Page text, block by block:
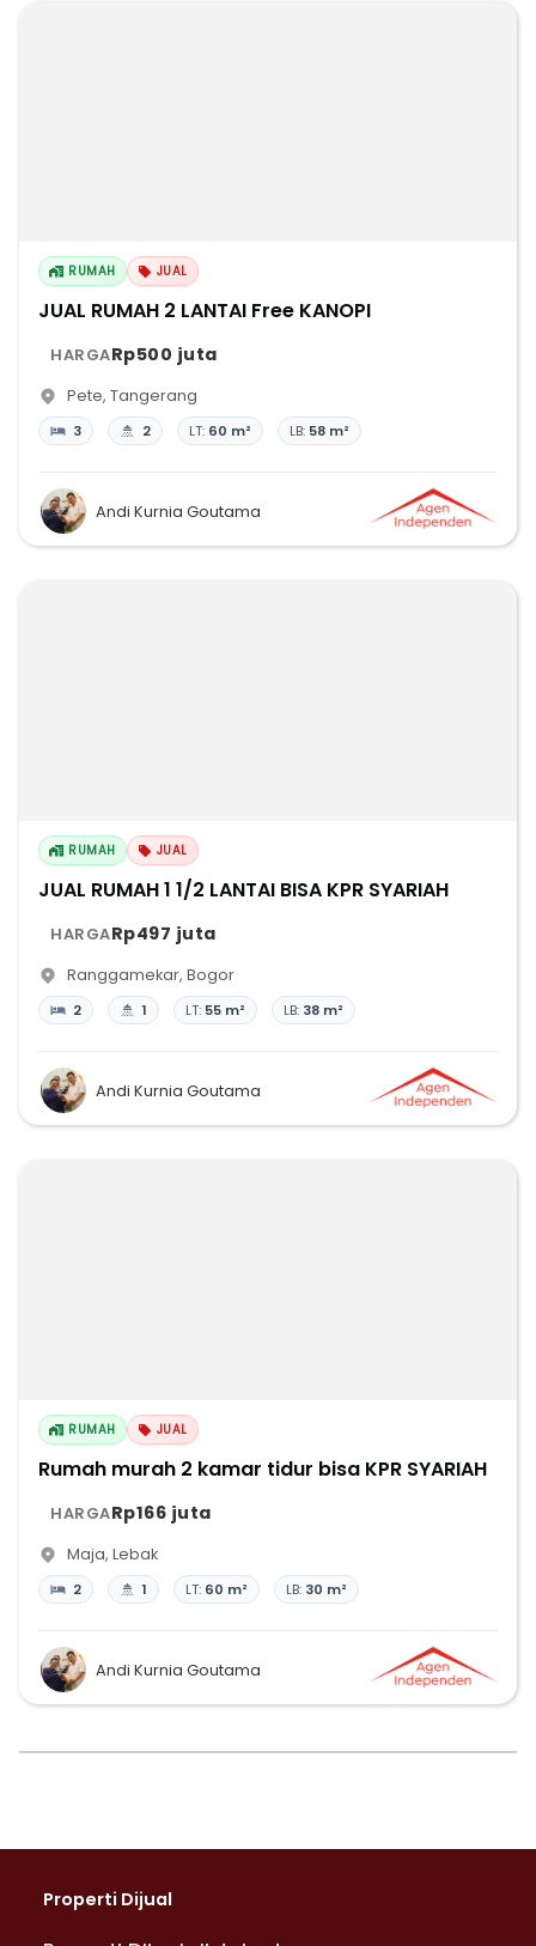
RUMAH JUAL
JUAL RUMAH 2 LANTAI Free KANOPI
HARGARp500 juta
Pete, Tangerang
3 2 LT: 60 m² LB: 58 m²
Andi Kurnia Goutama
RUMAH JUAL
JUAL RUMAH 1 1/2 LANTAI BISA KPR SYARIAH
HARGARp497 juta
Ranggamekar, Bogor
2 1 LT: 55 m² LB: 38 m²
Andi Kurnia Goutama
RUMAH JUAL
Rumah murah 2 kamar tidur bisa KPR SYARIAH
HARGARp166 juta
Maja, Lebak
2 1 LT: 60 m² LB: 30 m²
Andi Kurnia Goutama
Properti Dijual